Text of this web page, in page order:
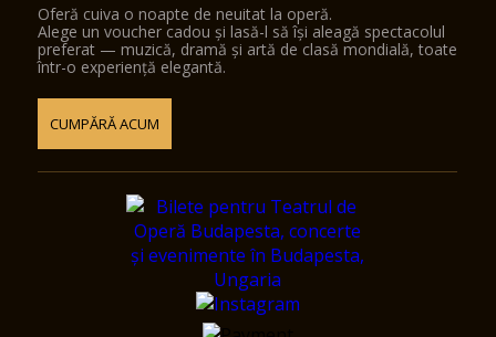
Oferă cuiva o noapte de neuitat la operă.
Alege un voucher cadou și lasă-l să își aleagă spectacolul
preferat — muzică, dramă și artă de clasă mondială, toate
într-o experiență elegantă.
CUMPĂRĂ ACUM